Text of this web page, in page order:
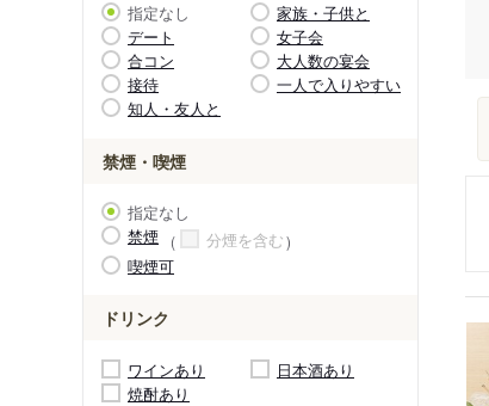
指定なし
家族・子供と
デート
女子会
合コン
大人数の宴会
接待
一人で入りやすい
知人・友人と
禁煙・喫煙
指定なし
禁煙
分煙を含む
喫煙可
ドリンク
ワインあり
日本酒あり
焼酎あり